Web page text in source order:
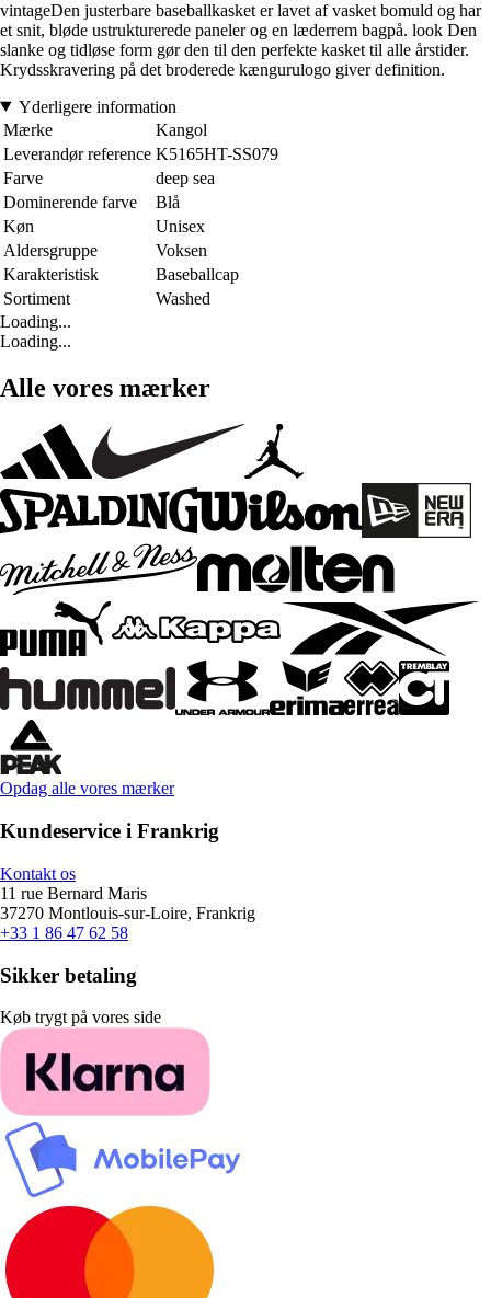
vintageDen justerbare baseballkasket er lavet af vasket bomuld og har
et snit, bløde ustrukturerede paneler og en læderrem bagpå. look Den
slanke og tidløse form gør den til den perfekte kasket til alle årstider.
Krydsskravering på det broderede kængurulogo giver definition.
Yderligere information
Mærke
Kangol
Leverandør reference K5165HT-SS079
Farve
deep sea
Dominerende farve
Blå
Køn
Unisex
Aldersgruppe
Voksen
Karakteristisk
Baseballcap
Sortiment
Washed
Loading...
Loading...
Alle vores mærker
Opdag alle vores mærker
Kundeservice i Frankrig
Kontakt os
11 rue Bernard Maris
37270 Montlouis-sur-Loire, Frankrig
+33 1 86 47 62 58
Sikker betaling
Køb trygt på vores side